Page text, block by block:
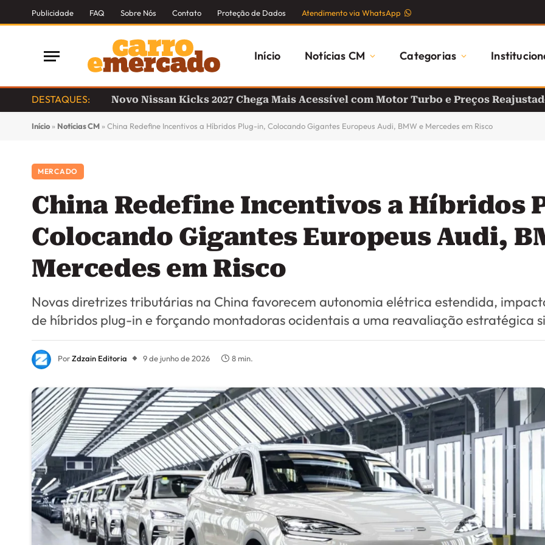
Publicidade FAQ Sobre Nós Contato Proteção de Dados Atendimento via WhatsApp
Início Notícias CM Categorias
DESTAQUES: Novo Nissan Kicks 2027 Chega Mais Acessível com Motor Turbo e Preços
Início » Notícias CM » China Redefine Incentivos a Híbridos Plug-in, Colocando Gigantes Europeus Audi, BMW e Mercedes em Risco
MERCADO
China Redefine Incentivos a Híbridos
Colocando Gigantes Europeus Audi,
Mercedes em Risco
Novas diretrizes tributárias na China favorecem autonomia elétrica estendida,
de híbridos plug-in e forçando montadoras ocidentais a uma reavaliação estratégica
PorZdzain Editoria 9 de junho de 2026 8 min.